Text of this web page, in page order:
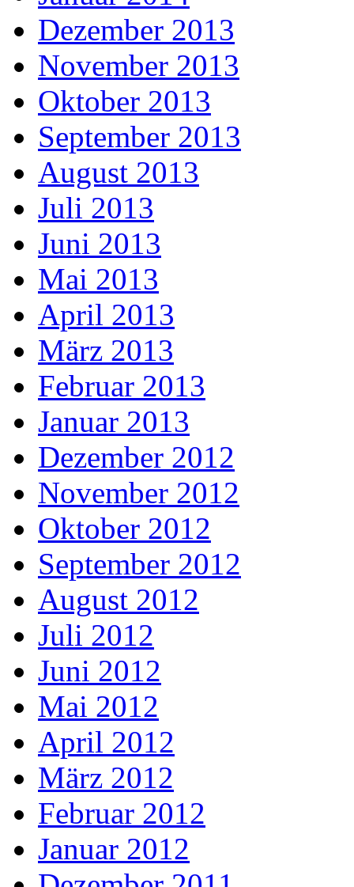
Dezember 2013
November 2013
Oktober 2013
September 2013
August 2013
Juli 2013
Juni 2013
Mai 2013
April 2013
März 2013
Februar 2013
Januar 2013
Dezember 2012
November 2012
Oktober 2012
September 2012
August 2012
Juli 2012
Juni 2012
Mai 2012
April 2012
März 2012
Februar 2012
Januar 2012